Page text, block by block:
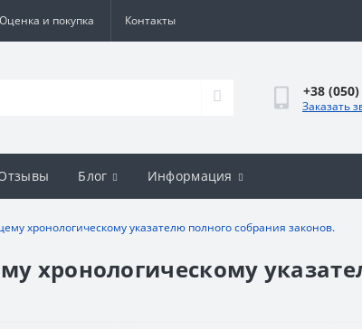
Оценка и покупка Контакты
+38
Заказать
Блог Информация
хронологическому указателю полного собрания законов.
хронологическому